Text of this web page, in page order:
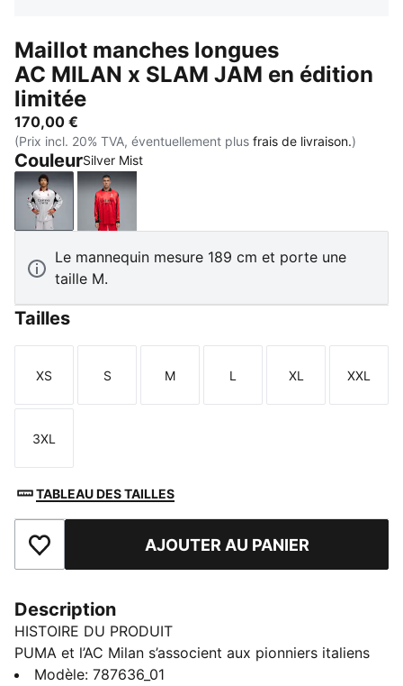
Maillot manches longues
AC MILAN x SLAM JAM en édition
limitée
170,00 €
(Prix incl. 20% TVA, éventuellement plus frais de livraison.)
CouleurSilver Mist
Silver MistFor All Time Red
Le mannequin mesure 189 cm et porte une
taille M.
Tailles
Taille
XS
Taille
S
Taille
M
Taille
L
Taille
XL
Taille
XXL
Taille
3XL
TABLEAU DES TAILLES
Ajouter aux favorisAJOUTER AU PANIER
Description
HISTOIRE DU PRODUIT
PUMA et l’AC Milan s’associent aux pionniers italiens
de la culture street, Slam Jam, pour une collection qui
Modèle: 787636_01